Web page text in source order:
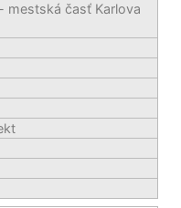
mestská časť Karlova